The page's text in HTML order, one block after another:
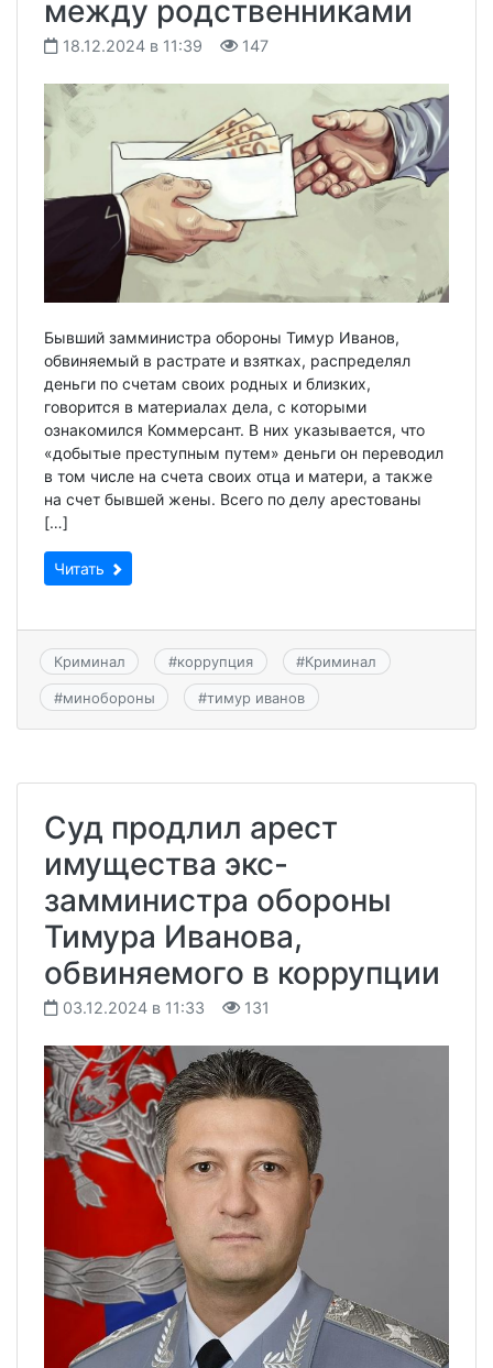
между родственниками
18.12.2024 в 11:39 147
Бывший замминистра обороны Тимур Иванов,
обвиняемый в растрате и взятках, распределял
деньги по счетам своих родных и близких,
говорится в материалах дела, с которыми
ознакомился Коммерсант. В них указывается, что
«добытые преступным путем» деньги он переводил
в том числе на счета своих отца и матери, а также
на счет бывшей жены. Всего по делу арестованы
[…]
Читать
Криминал #коррупция #Криминал
#минобороны #тимур иванов
Суд продлил арест
имущества экс-
замминистра обороны
Тимура Иванова,
обвиняемого в коррупции
03.12.2024 в 11:33 131